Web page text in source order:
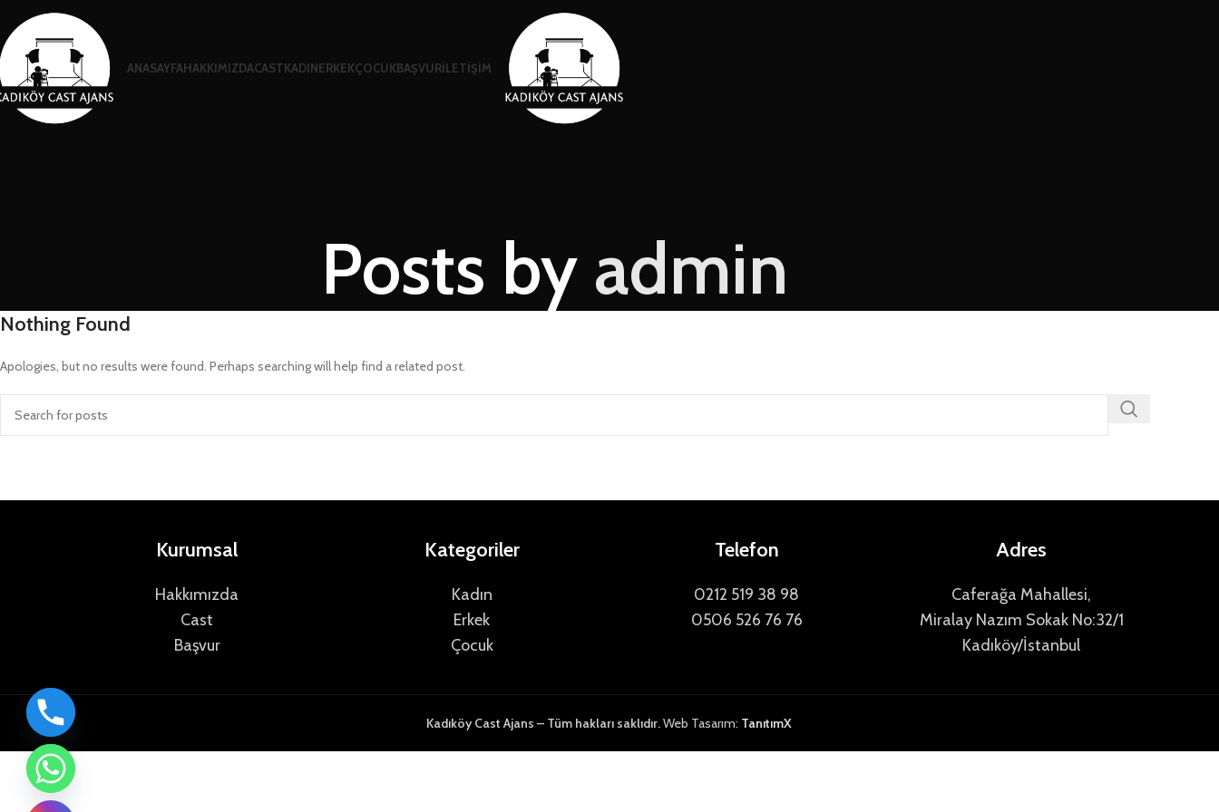
ANASAYFAHAKKIMIZDACASTKADINERKEKÇOCUKBAŞVURİLETIŞIM
Posts by admin
Nothing Found
Apologies, but no results were found. Perhaps searching will help find a related post.
Kurumsal
Hakkımızda
Cast
Başvur
Kategoriler
Kadın
Erkek
Çocuk
Telefon
0212 519 38 98
0506 526 76 76
Adres
Caferağa Mahallesi,
Miralay Nazım Sokak No:32/1
Kadıköy/İstanbul
Kadıköy Cast Ajans – Tüm hakları saklıdır.Web Tasarım: TanıtımX